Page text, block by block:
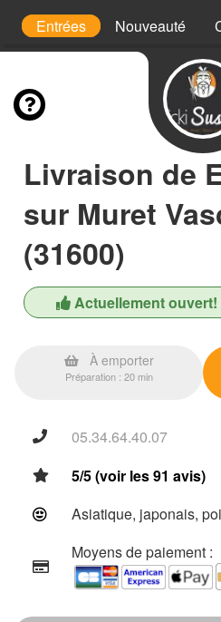
Entrées Nouveauté
Livraison de
sur Muret
(31600)
Actuellement ouvert!
À emporter
Préparation : 20 min
05.34.64.40.07
5/5 (voir les 91 avis)
Asiatique, japonais,
Moyens de paiement :